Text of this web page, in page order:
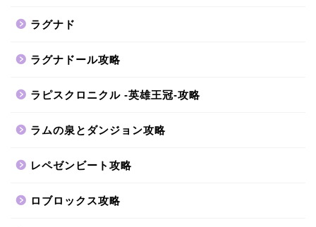
ラグナド
ラグナドール攻略
ラピスクロニクル -英雄王冠-攻略
ラムの泉とダンジョン攻略
レペゼンビート攻略
ロブロックス攻略